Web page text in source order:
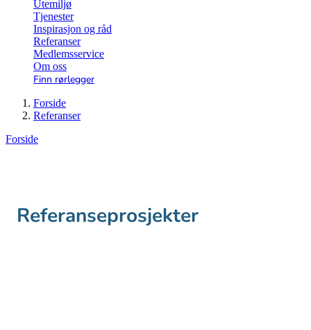
Utemiljø
Tjenester
Inspirasjon og råd
Referanser
Medlemsservice
Om oss
Finn rørlegger
Forside
Referanser
Forside
Referanseprosjekter